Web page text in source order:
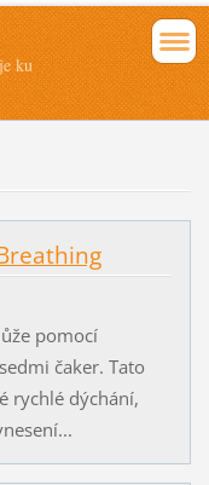
ku
pomocí
čaker. Tato
rychlé dýchání,